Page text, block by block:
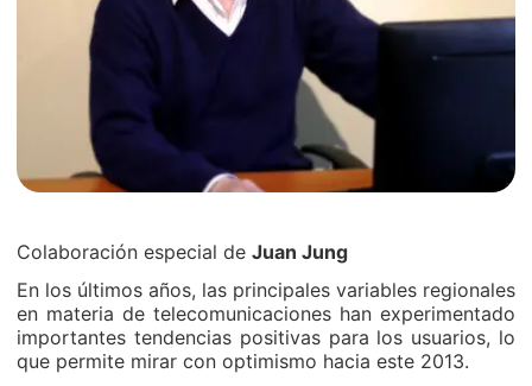
Colaboración especial de Juan Jung
En los últimos años, las principales variables regionales
en materia de telecomunicaciones han experimentado
importantes tendencias positivas para los usuarios, lo
que permite mirar con optimismo hacia este 2013.